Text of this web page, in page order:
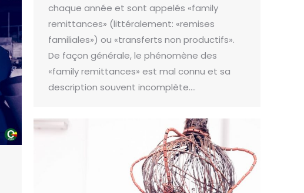
chaque année et sont appelés «family
remittances» (littéralement: «remises
familiales») ou «transferts non productifs».
De façon générale, le phénomène des
«family remittances» est mal connu et sa
description souvent incomplète.…